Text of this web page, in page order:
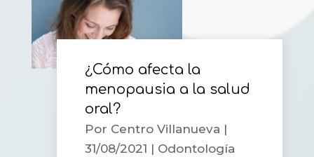
¿Cómo afecta la
menopausia a la salud
oral?
Por Centro Villanueva |
31/08/2021 | Odontología